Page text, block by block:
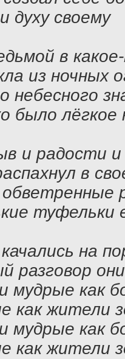
духу своему
в
из ночных
небесного
было лёгкое
и радости и
в
туфельки
на
разговор
мудрые как
как жители
мудрые как
как жители